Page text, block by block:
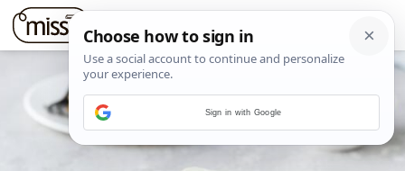
Sign in with Google